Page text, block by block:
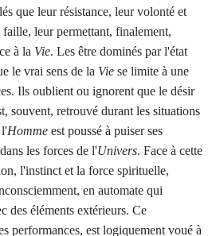
que leur résistance, leur volonté et
leur permettant, finalement,
à la Vie. Les être dominés par l'état
le vrai sens de la Vie se limite à une
Ils oublient ou ignorent que le désir
souvent, retrouvé durant les situations
l'Homme est poussé à puiser ses
les forces de l'Univers. Face à cette
l'instinct et la force spirituelle,
en automate qui
des éléments extérieurs. Ce
performances, est logiquement voué à